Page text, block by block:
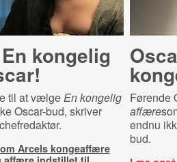
kongelig
til at vælgeEn kongelig
Oscar-bud, skriver
Arcels kongeaffære
Førende
affære
endnu
bud.